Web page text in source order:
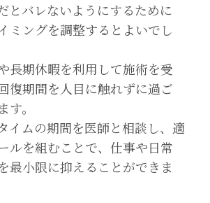
とバレないようにするために
ミングを調整するとよいでし
長期休暇を利用して施術を受
復期間を人目に触れずに過ご
。
イムの期間を医師と相談し、適
ルを組むことで、仕事や日常
最小限に抑えることができま